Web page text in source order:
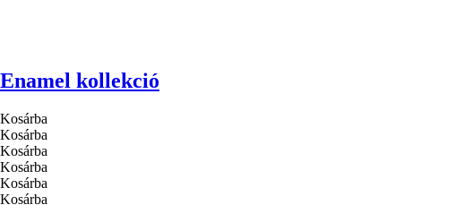
Enamel kollekció
Kosárba
Kosárba
Kosárba
Kosárba
Kosárba
Kosárba